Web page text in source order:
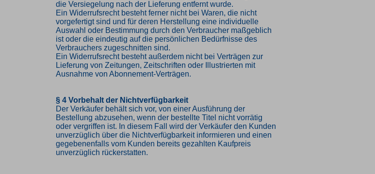
die Versiegelung nach der Lieferung entfernt wurde.
Ein Widerrufsrecht besteht ferner nicht bei Waren, die nicht
vorgefertigt sind und für deren Herstellung eine individuelle
Auswahl oder Bestimmung durch den Verbraucher maßgeblich
ist oder die eindeutig auf die persönlichen Bedürfnisse des
Verbrauchers zugeschnitten sind.
Ein Widerrufsrecht besteht außerdem nicht bei Verträgen zur
Lieferung von Zeitungen, Zeitschriften oder Illustrierten mit
Ausnahme von Abonnement-Verträgen.
§ 4 Vorbehalt der Nichtverfügbarkeit
Der Verkäufer behält sich vor, von einer Ausführung der
Bestellung abzusehen, wenn der bestellte Titel nicht vorrätig
oder vergriffen ist. In diesem Fall wird der Verkäufer den Kunden
unverzüglich über die Nichtverfügbarkeit informieren und einen
gegebenenfalls vom Kunden bereits gezahlten Kaufpreis
unverzüglich rückerstatten.